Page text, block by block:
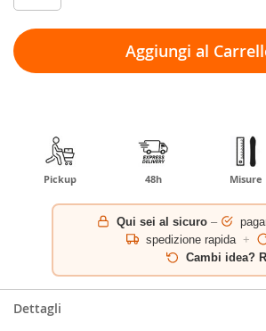
Aggiungi al
Pickup 48h Misure
Qui sei al sicuro –
spedizione rapida +
Cambi idea?
Dettagli